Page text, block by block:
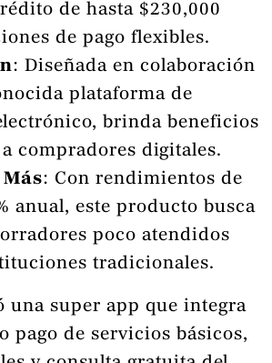
de hasta $230,000
de pago flexibles.
: Diseñada en colaboración
plataforma de
brinda beneficios
compradores digitales.
: Con rendimientos de
anual, este producto busca
poco atendidos
tradicionales.
una super app que integra
pago de servicios básicos,